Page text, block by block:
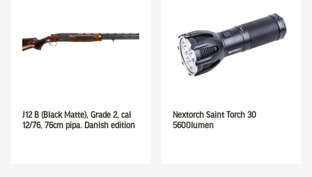
J12 B (Black Matte), Grade 2, cal
12/76, 76cm pipa. Danish edition
Nextorch Saint Torch 30
5600lumen